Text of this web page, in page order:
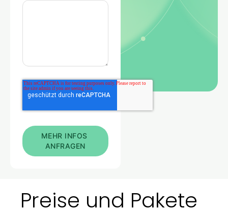
Preise und Pakete